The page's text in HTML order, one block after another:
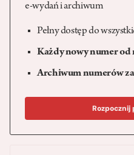
e-wydań i archiwum
Pełny dostęp do
Każdy nowy numer od
Archiwum numerów
Rozpocznij